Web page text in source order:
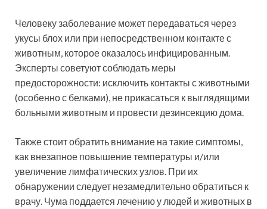
Человеку заболевание может передаваться через
укусы блох или при непосредственном контакте с
животным, которое оказалось инфицированным.
Эксперты советуют соблюдать меры
предосторожности: исключить контакты с животными
(особенно с белками), не прикасаться к выглядящими
больными животным и провести дезинсекцию дома.
Также стоит обратить внимание на такие симптомы,
как внезапное повышение температуры и/или
увеличение лимфатических узлов. При их
обнаружении следует незамедлительно обратиться к
врачу. Чума поддается лечению у людей и животных в